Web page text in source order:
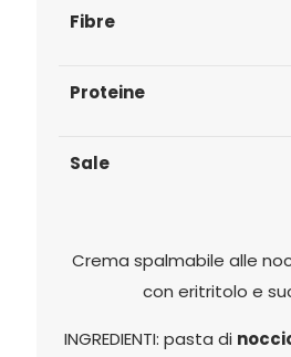
Fibre
Proteine
Sale
Crema spalmabile alle
con eritritolo e
INGREDIENTI: pasta di